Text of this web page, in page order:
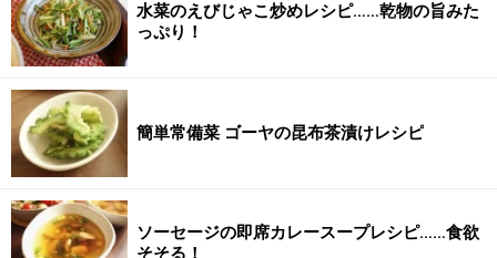
水菜のえびじゃこ炒めレシピ……乾物の旨みた
っぷり！
簡単常備菜 ゴーヤの昆布茶漬けレシピ
ソーセージの即席カレースープレシピ……食欲
そそる！